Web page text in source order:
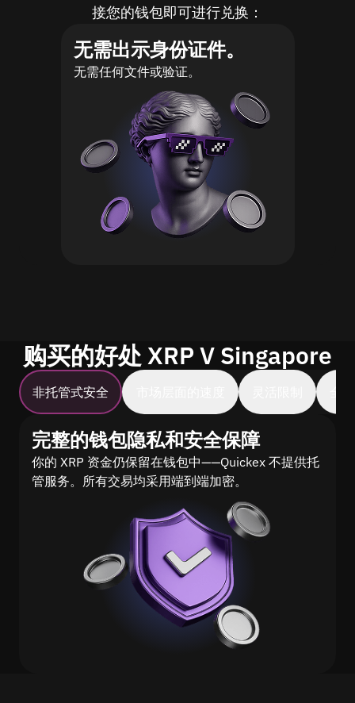
接您的钱包即可进行兑换：
无需出示身份证件。
无需任何文件或验证。
购买的好处 XRP V Singapore
非托管式安全
完整的钱包隐私和安全保障
你的 XRP 资金仍保留在钱包中——Quickex 不提供托
管服务。所有交易均采用端到端加密。